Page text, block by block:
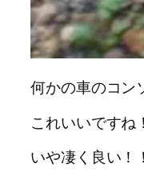
何かの車のコン
これいいですね！
いや凄く良い！！